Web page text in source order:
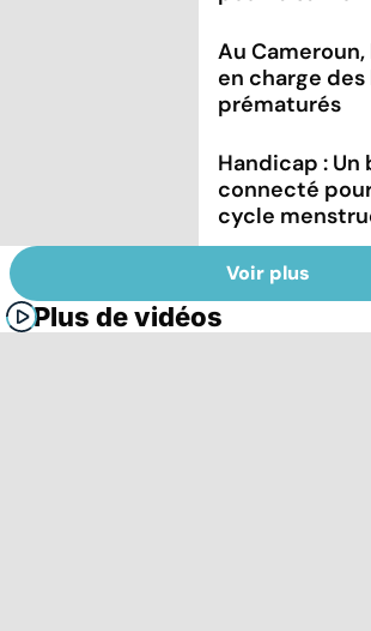
Au
en charge
prématurés
Handicap :
connecté
cycle
Voir plus
Plus de vidéos